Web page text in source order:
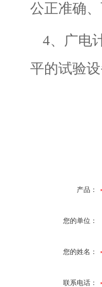
公正准确
4、广电
平的试验
产品：
您的单位：
您的姓名：
联系电话：